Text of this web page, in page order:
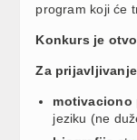
program koji će
Konkurs je
Za
motivaciono
jeziku (ne